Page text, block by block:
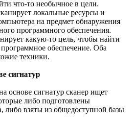
что-то необычное в цели.
локальные ресурсы и
на предмет обнаружения
программного обеспечения.
какую-то цель, чтобы найти
обеспечение. Оба
техники.
сигнатур
основе сигнатур сканер ищет
либо подготовлены
либо взяты из общедоступной базы